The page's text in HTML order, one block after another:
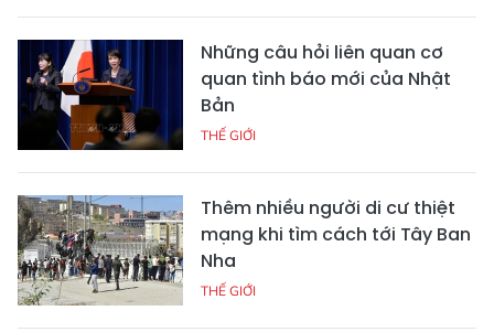
Những câu hỏi liên quan cơ
quan tình báo mới của Nhật
Bản
THẾ GIỚI
Thêm nhiều người di cư thiệt
mạng khi tìm cách tới Tây Ban
Nha
THẾ GIỚI